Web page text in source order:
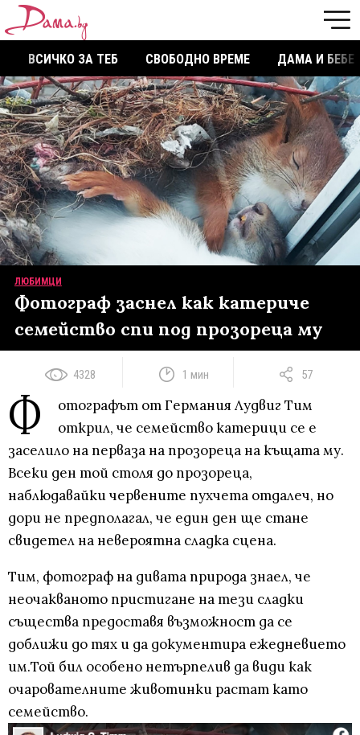
ВСИЧКО ЗА ТЕБ СВОБОДНО ВРЕМЕ ДАМА И БЕБЕ
ЛЮБИМЦИ
Фотограф заснел как катериче
семейство спи под прозореца му
4328 1 мин 57
Ф
отографът от Германия Лудвиг Тим
открил, че семейство катерици се е
заселило на перваза на прозореца на къщата му.
Всеки ден той столя до прозореца,
наблюдавайки червените пухчета отдалеч, но
дори не предполагал, че един ден ще стане
свидетел на невероятна сладка сцена.
Тим, фотограф на дивата природа знаел, че
неочакваното пристигане на тези сладки
същества предоставя възможност да се
доближи до тях и да документира ежедневието
им.Той бил особено нетърпелив да види как
очарователните животинки растат като
семейство.